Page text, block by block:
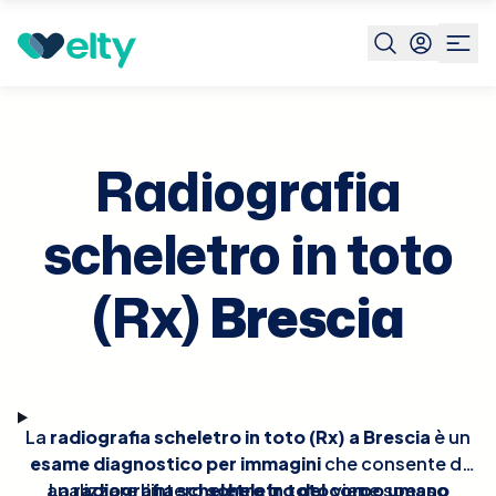
Prenota visita Radiografia Scheletro In Toto Rx Brescia
Radiografia
scheletro in toto
(Rx)Brescia
La radiografia scheletro in toto (Rx) a Brescia è un
esame diagnostico per immaginiche consente di
analizzare l’interoscheletro del corpo umano
Laradiografia scheletro in totoviene spesso